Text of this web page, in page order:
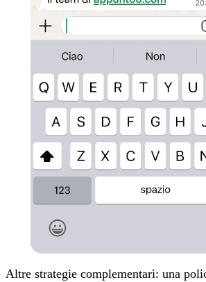
Altre strategie complementari: una